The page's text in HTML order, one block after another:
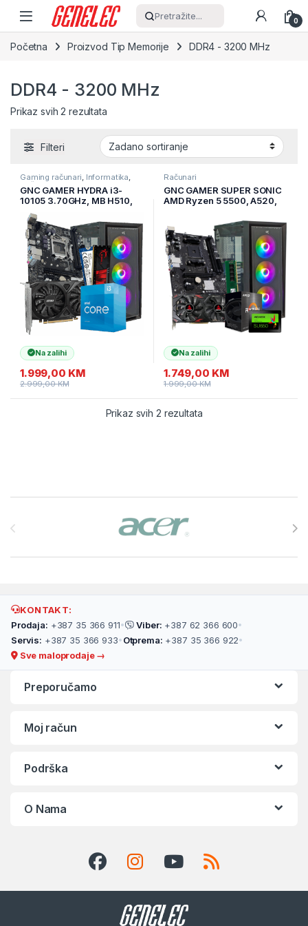
Skip to navigation
Skip to content
Pretražite... 0
Početna Proizvod Tip Memorije DDR4 - 3200 MHz
DDR4 - 3200 MHz
Prikaz svih 2 rezultata
Filteri
Gaming računari, Informatika,
Računari
GNC GAMER HYDRA i3-
10105 3.70GHz, MB H510,
RAM 16GB, 1TB NVMe SSD,
RTX 3050 6GB, PSU 500W,
GAMING Kućište
Na zalihi
1.999,00 KM
2.999,00KM
Računari
GNC GAMER SUPER SONIC
AMD Ryzen 5 5500, A520,
SSD 480GB, PSU 550W,
kućište gaming
Na zalihi
1.749,00 KM
1.999,00KM
Prikaz svih 2 rezultata
KONTAKT:
Prodaja: +387 35 366 911• Viber: +387 62 366 600•
Servis: +387 35 366 933• Otprema: +387 35 366 922•
Sve maloprodaje →
Preporučamo
Moj račun
Podrška
O Nama